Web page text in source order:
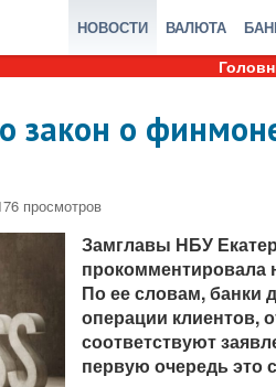
НОВОСТИ ВАЛЮТА
закон о
Замглавы НБУ
прокомментировала
По ее словам,
операции клиентов,
соответствуют
первую очередь это